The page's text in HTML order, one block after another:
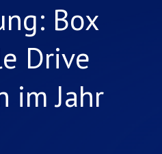
Box
Drive
im Jahr